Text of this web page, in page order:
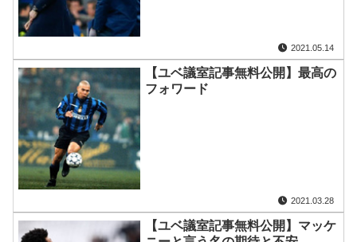
2021.05.14
【ユベ議室記事無料公開】最高の
フォワード
2021.03.28
【ユベ議室記事無料公開】マッケ